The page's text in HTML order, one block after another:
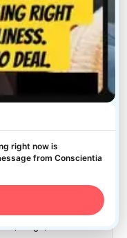
right now is
from Conscientia